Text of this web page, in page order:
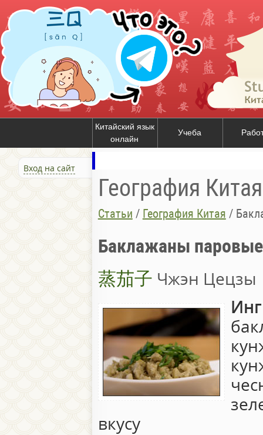
Китайский язык
онлайн
Учеба
Вход на сайт
География Китая
Статьи / География Китая /
Баклажаны паровые
蒸茄子 Чжэн Цецзы
вкусу